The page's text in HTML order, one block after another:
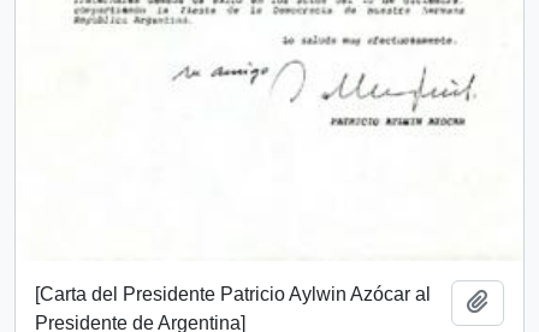
[Carta del Presidente Patricio Aylwin Azócar al
Presidente de Argentina]